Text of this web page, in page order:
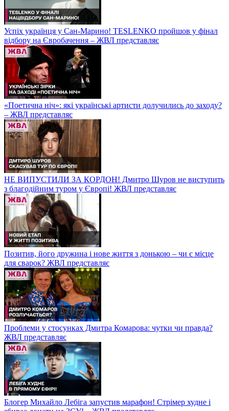
Успіх українця у Сан-Марино! TESLENKO пройшов у фінал
відбору на Євробачення – ЖВЛ представляє
«Поетична ніч»: які українські артисти долучились до заходу?
– ЖВЛ представляє
НЕ ВИПУСТИЛИ ЗА КОРДОН! Дмитро Шуров не виступить
з благодійним туром у Європі! ЖВЛ представляє
Позитив, його дружина і нове життя з донькою – чи є місце
для сварок? ЖВЛ представляє
Проблеми у стосунках Дмитра Комарова: чутки чи правда?
ЖВЛ представляє
Блогер Михайло Лебіга запустив марафон! Стрімер худне і